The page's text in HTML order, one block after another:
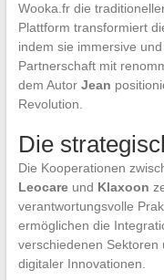
Wooka.fr die
Plattform transformiert
indem sie immersive
Partnerschaft mit
dem Autor Jean
Revolution.
Die
Die Kooperationen
Leocareund Klaxoon
verantwortungsvolle
ermöglichen die
verschiedenen Sektoren
digitaler Innovationen.